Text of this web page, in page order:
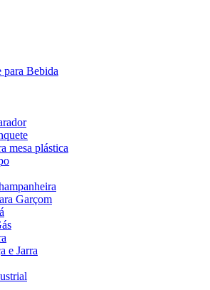
para Bebida
mesa plástica
Garçom
e Jarra